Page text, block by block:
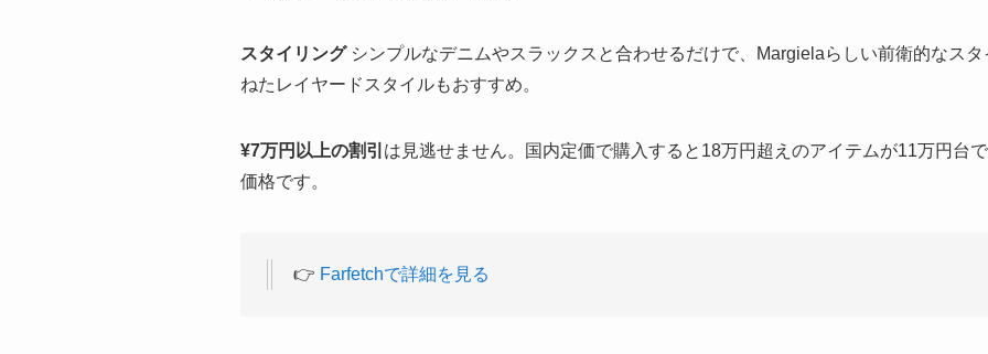
スタイリングシンプルなデニムやスラックスと合わせるだけで、Margielaらしい前衛的なス
ねたレイヤードスタイルもおすすめ。
¥7万円以上の割引 は見逃せません。国内定価で購入すると18万円超えのアイテムが11万円台
価格です。
👉 Farfetchで詳細を見る